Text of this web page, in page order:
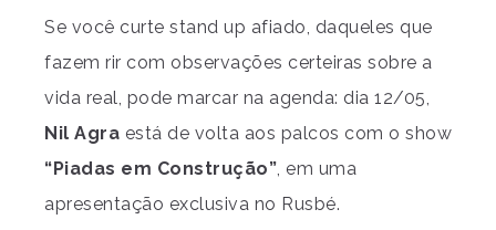
Se você curte stand up afiado, daqueles que
fazem rir com observações certeiras sobre a
vida real, pode marcar na agenda: dia 12/05,
Nil Agra está de volta aos palcos com o show
“Piadas em Construção”, em uma
apresentação exclusiva no Rusbé.